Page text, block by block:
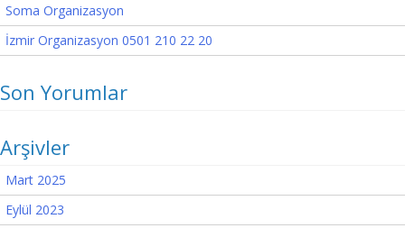
Soma Organizasyon
İzmir Organizasyon 0501 210 22 20
Son Yorumlar
Arşivler
Mart 2025
Eylül 2023